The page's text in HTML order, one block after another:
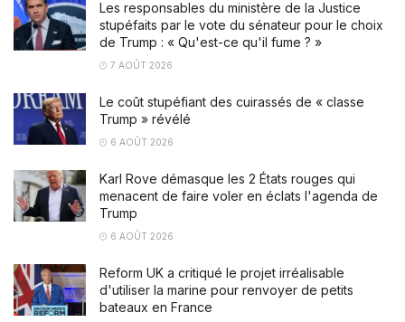
Les responsables du ministère de la Justice
stupéfaits par le vote du sénateur pour le choix
de Trump : « Qu'est-ce qu'il fume ? »
7 AOÛT 2026
Le coût stupéfiant des cuirassés de « classe
Trump » révélé
6 AOÛT 2026
Karl Rove démasque les 2 États rouges qui
menacent de faire voler en éclats l'agenda de
Trump
6 AOÛT 2026
Reform UK a critiqué le projet irréalisable
d'utiliser la marine pour renvoyer de petits
bateaux en France